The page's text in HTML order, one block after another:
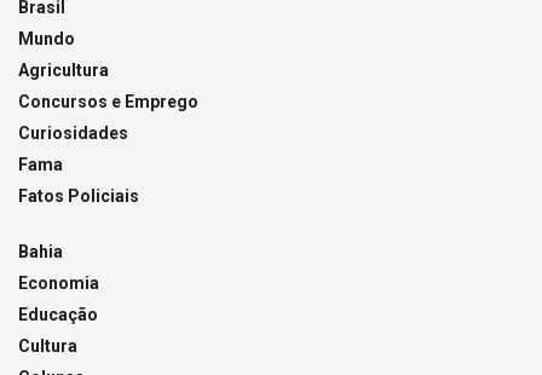
Brasil
Mundo
Agricultura
Concursos e Emprego
Curiosidades
Fama
Fatos Policiais
Bahia
Economia
Educação
Cultura